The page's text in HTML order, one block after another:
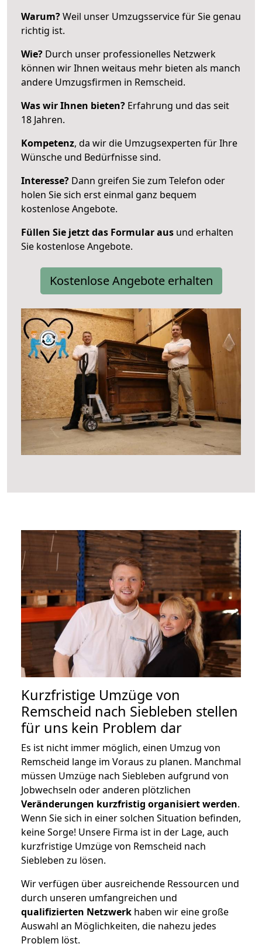
Warum?Weil unser Umzugsservice für Sie genau
richtig ist.
Wie? Durch unser professionelles Netzwerk
können wir Ihnen weitaus mehr bieten als manch
andere Umzugsfirmen in Remscheid.
Was wir Ihnen bieten? Erfahrung und das seit
18 Jahren.
Kompetenz, da wir die Umzugsexperten für Ihre
Wünsche und Bedürfnisse sind.
Interesse? Dann greifen Sie zum Telefon oder
holen Sie sich erst einmal ganz bequem
kostenlose Angebote.
Füllen Sie jetzt das Formular aus und erhalten
Sie kostenlose Angebote.
Kostenlose Angebote erhalten
Kurzfristige Umzüge von
Remscheid nach Siebleben stellen
für uns kein Problem dar
Es ist nicht immer möglich, einen Umzug von
Remscheid lange im Voraus zu planen. Manchmal
müssen Umzüge nach Siebleben aufgrund von
Jobwechseln oder anderen plötzlichen
Veränderungen kurzfristig organisiert werden.
Wenn Sie sich in einer solchen Situation befinden,
keine Sorge! Unsere Firma ist in der Lage, auch
kurzfristige Umzüge von Remscheid nach
Siebleben zu lösen.
Wir verfügen über ausreichende Ressourcen und
durch unseren umfangreichen und
qualifizierten Netzwerk haben wir eine große
Auswahl an Möglichkeiten, die nahezu jedes
Problem löst.